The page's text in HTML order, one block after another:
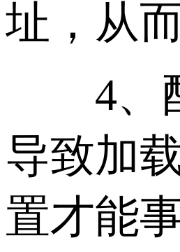
址，从
4、配
导致加
置才能